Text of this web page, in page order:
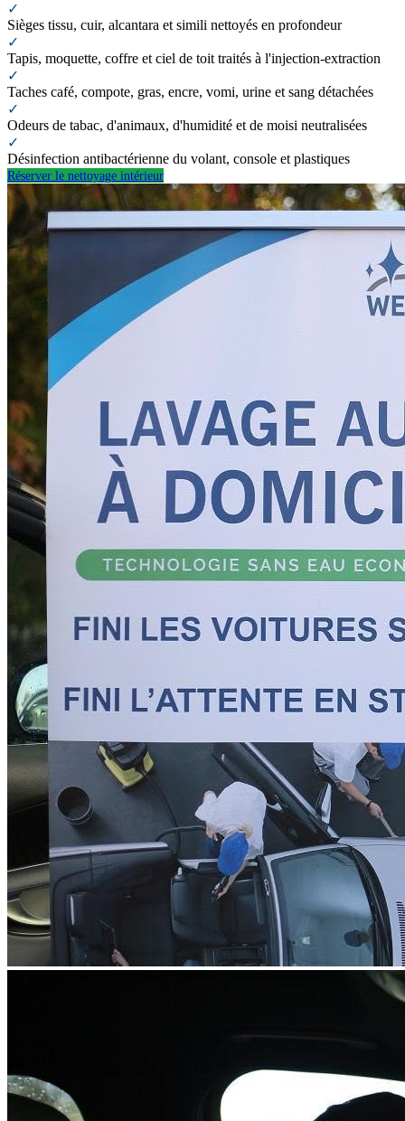
✓
Sièges tissu, cuir, alcantara et simili nettoyés en profondeur
✓
Tapis, moquette, coffre et ciel de toit traités à l'injection-extraction
✓
Taches café, compote, gras, encre, vomi, urine et sang détachées
✓
Odeurs de tabac, d'animaux, d'humidité et de moisi neutralisées
✓
Désinfection antibactérienne du volant, console et plastiques
Réserver le nettoyage intérieur